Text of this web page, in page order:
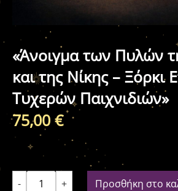
«Άνοιγμα των Πυλών
και της Νίκης – Ξόρκι
Τυχερών Παιχνιδιών»
75,00 €
- + Προσθήκη στο